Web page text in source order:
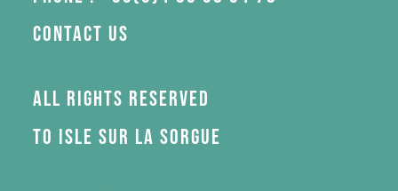
Contact us
All rights reserved
to Isle sur la Sorgue